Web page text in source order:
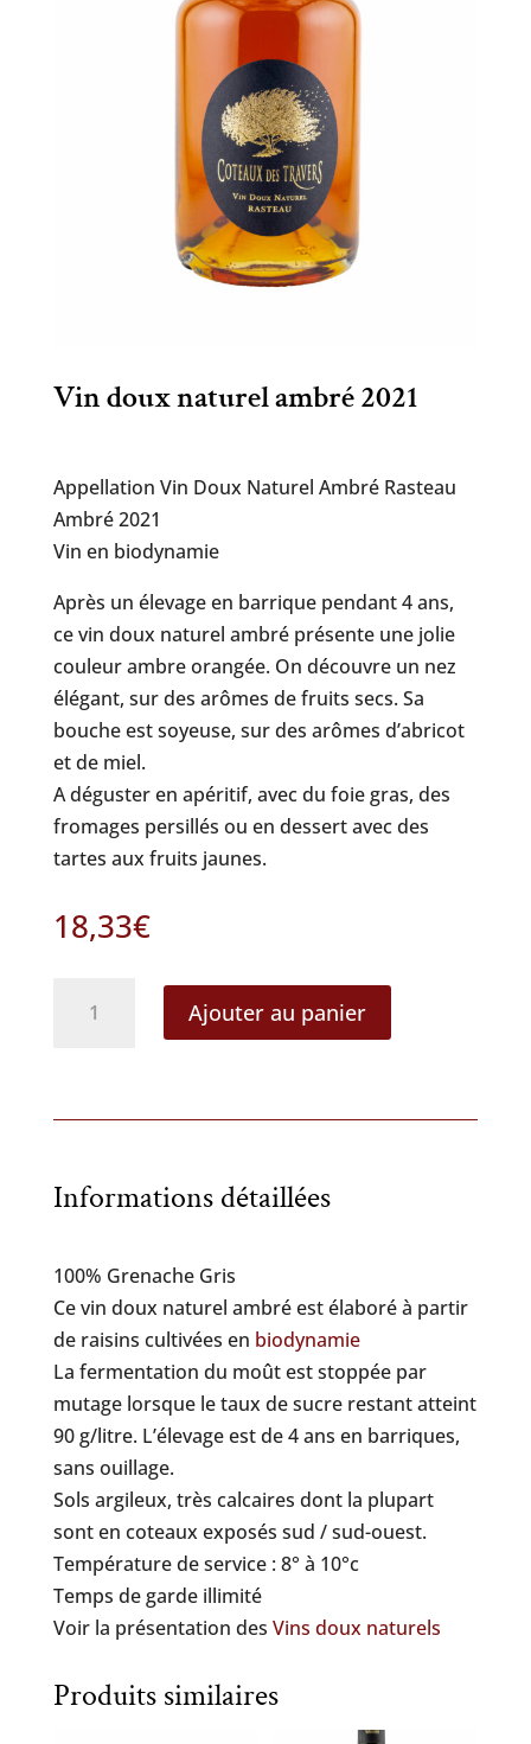
Vin doux naturel ambré 2021
Appellation Vin Doux Naturel Ambré Rasteau
Ambré 2021
Vin en biodynamie
Après un élevage en barrique pendant 4 ans,
ce vin doux naturel ambré présente une jolie
couleur ambre orangée. On découvre un nez
élégant, sur des arômes de fruits secs. Sa
bouche est soyeuse, sur des arômes d’abricot
et de miel.
A déguster en apéritif, avec du foie gras, des
fromages persillés ou en dessert avec des
tartes aux fruits jaunes.
18,33€
naturel
2021
Ajouter au panier
Informations détaillées
100% Grenache Gris
Ce vin doux naturel ambré est élaboré à partir
de raisins cultivées en biodynamie
La fermentation du moût est stoppée par
mutage lorsque le taux de sucre restant atteint
90 g/litre. L’élevage est de 4 ans en barriques,
sans ouillage.
Sols argileux, très calcaires dont la plupart
sont en coteaux exposés sud / sud-ouest.
Température de service : 8° à 10°c
Temps de garde illimité
Voir la présentation des Vins doux naturels
Produits similaires